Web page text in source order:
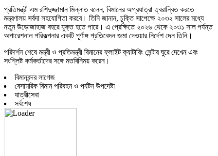
প্রতিমন্ত্রী এম রশিদুজ্জামান মিল্লাত বলেন, বিমানের অগ্রযাত্রা ত্বরান্বিত করতে
মন্ত্রণালয় সর্বদা সহযোগিতা করবে। তিনি জানান, চুক্তি সাপেক্ষে ২০৩২ সালের মধ্যে
নতুন উড়োজাহাজ বহরে যুক্ত হতে পারে। এ প্রেক্ষিতে ২০২৬ থেকে ২০৩১ সাল পর্যন্ত
অপারেশনাল পরিকল্পনার একটি পূর্ণাঙ্গ প্রতিবেদন জমা দেওয়ার নির্দেশ দেন তিনি।
পরিদর্শন শেষে মন্ত্রী ও প্রতিমন্ত্রী বিমানের ফ্লাইট ক্যাটারিং সেন্টার ঘুরে দেখেন এবং
সংশ্লিষ্ট কর্মকর্তাদের সঙ্গে মতবিনিময় করেন।
বিমানবন্দর লাগেজ
বেসামরিক বিমান পরিবহন ও পর্যটন উপদেষ্টা
যাত্রীসেবা
সর্বশেষ